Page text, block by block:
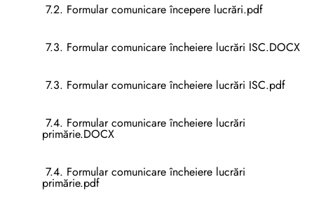
7.2. Formular comunicare începere lucrări.pdf
7.3. Formular comunicare încheiere lucrări ISC.DOCX
7.3. Formular comunicare încheiere lucrări ISC.pdf
7.4. Formular comunicare încheiere lucrări
primărie.DOCX
7.4. Formular comunicare încheiere lucrări
primărie.pdf